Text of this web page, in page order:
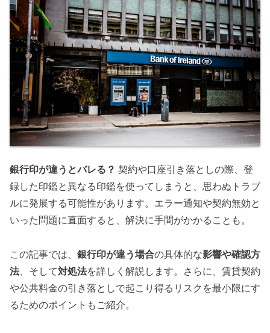
銀行印が違うとバレる？ 契約や口座引き落としの際、登
録した印鑑と異なる印鑑を使ってしまうと、思わぬトラブ
ルに発展する可能性があります。エラー通知や契約無効と
いった問題に直面すると、解決に手間がかかることも。
この記事では、 銀行印が違う場合の具体的な影響や確認方
法、そして対処法を詳しく解説します。さらに、賃貸契約
や公共料金の引き落としで起こり得るリスクを最小限にす
るためのポイントもご紹介。